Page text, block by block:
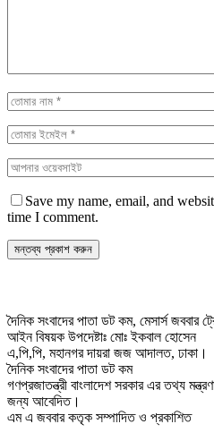
Save my name, email, and
time I comment.
দৈনিক সংবাদের পাতা ডট কম, মেসার্স জববার
আইন বিষয়ক উপদেষ্টাঃ মোঃ ইকবাল হোসেন
এ,পি,পি, মহানগর দায়রা জজ আদালত, ঢাকা।
দৈনিক সংবাদের পাতা ডট কম
গণপ্রজাতন্ত্রী বাংলাদেশ সরকার এর তথ্য
জন্য আবেদিত।
এম এ জববার কতৃক সম্পাদিত ও প্রকাশিত